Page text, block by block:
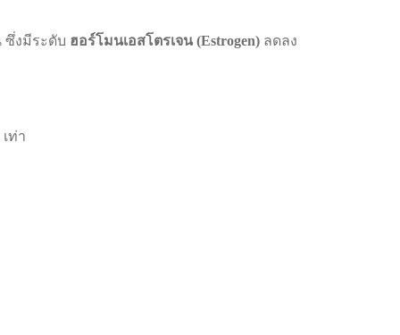
ซึ่งมีระดับ ฮอร์โมนเอสโตรเจน (Estrogen) ลดลง
ท่า